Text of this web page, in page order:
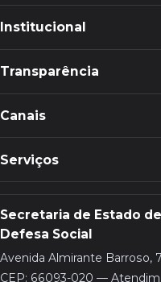
Institucional
Transparência
Canais
Serviços
Secretaria de Estado
Defesa Social
Avenida Almirante Barroso,
CEP: 66093-020 —